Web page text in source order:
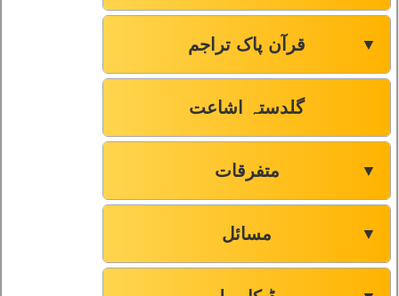
قرآن پاک تراجم ▼
گلدستہ اشاعت
متفرقات ▼
مسائل ▼